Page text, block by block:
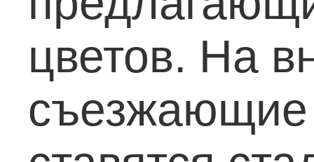
цветов. На
съезжающие